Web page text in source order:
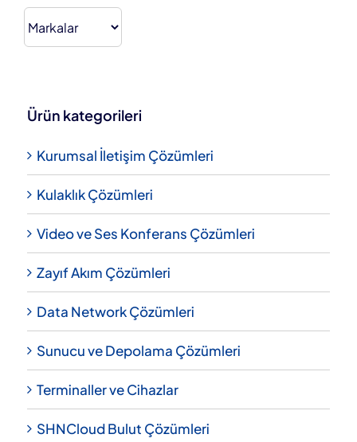
Ürün kategorileri
Kurumsal İletişim Çözümleri
Kulaklık Çözümleri
Video ve Ses Konferans Çözümleri
Zayıf Akım Çözümleri
Data Network Çözümleri
Sunucu ve Depolama Çözümleri
Terminaller ve Cihazlar
SHNCloud Bulut Çözümleri